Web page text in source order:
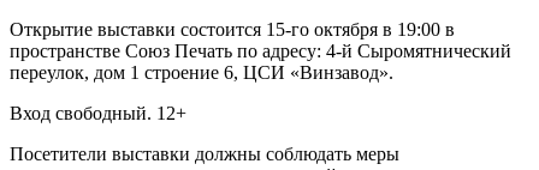
Открытие выставки состоится 15-го октября в 19:00 в
пространстве Союз Печать по адресу: 4-й Сыромятнический
переулок, дом 1 строение 6, ЦСИ «Винзавод».
Вход свободный. 12+
Посетители выставки должны соблюдать меры